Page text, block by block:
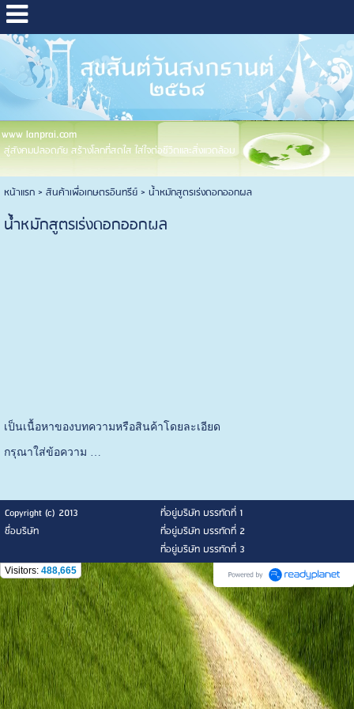
www lanprai.com
สู่สังคมปลอดภัย สร้างโลกที่สดใส ใส่ใจต่อชีวิตและสิ่งแวดล้อม
หน้าแรก> สินค้าเพื่อเกษตรอินทรีย์ > น้ำหมักสูตรเร่งดอกออกผล
น้ำหมักสูตรเร่งดอกออกผล
เป็นเนื้อหาของบทความหรือสินค้าโดยละเอียด
กรุณาใส่ข้อความ …
Copyright (c) 2013
ที่อยู่บริษัท บรรทัดที่ 1
ชื่อบริษัท
ที่อยู่บริษัท บรรทัดที่ 2
ที่อยู่บริษัท บรรทัดที่ 3
Visitors: 488,665